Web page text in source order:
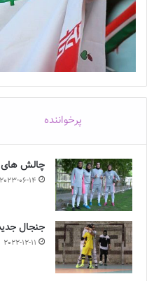
پرخواننده
چالش هاى
2023-06-14
جنجال
2022-12-11